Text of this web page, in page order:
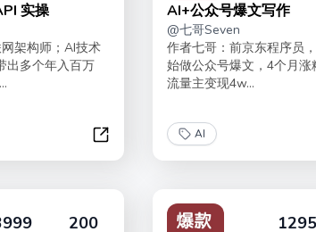
实操
架构师；AI技术
出多个年入百万
大模型应用开发 | API 实操
AI+公众号爆文写作
@七哥Seven
作者七哥：前京东程序员
始做公众号爆文，4个月涨
流量主变现4w...
AI
200 1295